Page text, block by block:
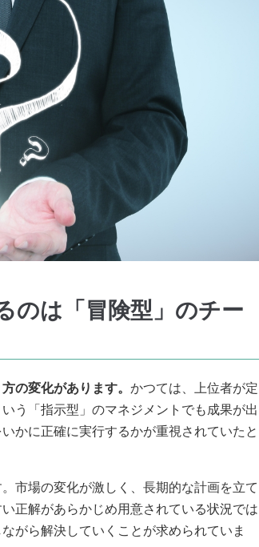
のは「冒険型」のチー
の変化があります。 かつては、上位者が定
う「指示型」のマネジメントでも成果が出
かに正確に実行するかが重視されていたと
市場の変化が激しく、長期的な計画を立て
正解があらかじめ用意されている状況では
がら解決していくことが求められていま